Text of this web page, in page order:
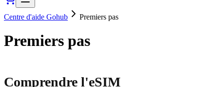
Centre d'aide Gohub Premiers pas
Premiers pas
Comprendre l'eSIM